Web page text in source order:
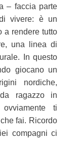
– faccia parte
vivere: è un
a rendere tutto
una linea di
In questo
giocano un
nordiche,
ragazzo in
ti
fai. Ricordo
compagni ci